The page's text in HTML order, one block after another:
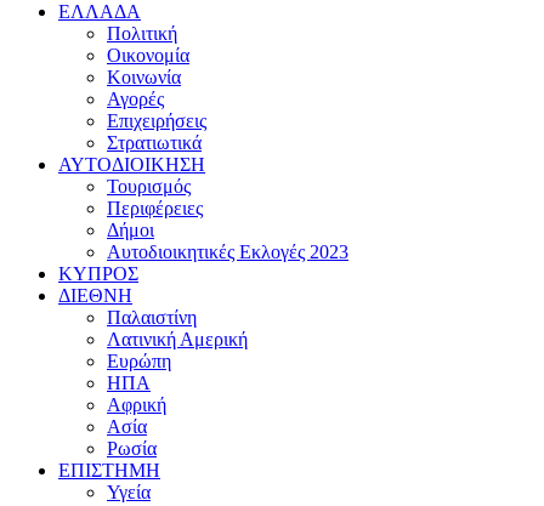
ΕΛΛΑΔΑ
Πολιτική
Οικονομία
Κοινωνία
Αγορές
Επιχειρήσεις
Στρατιωτικά
ΑΥΤΟΔΙΟΙΚΗΣΗ
Τουρισμός
Περιφέρειες
Δήμοι
Αυτοδιοικητικές Εκλογές 2023
ΚΥΠΡΟΣ
ΔΙΕΘΝΗ
Παλαιστίνη
Λατινική Αμερική
Ευρώπη
ΗΠΑ
Αφρική
Ασία
Ρωσία
ΕΠΙΣΤΗΜΗ
Υγεία